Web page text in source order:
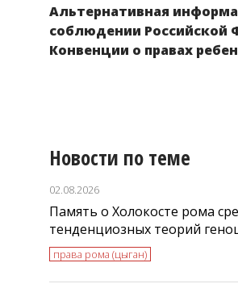
Альтернативная
соблюдении Российской
Конвенции о правах
Новости по теме
02.08.2026
Память о Холокосте рома
тенденциозных теорий
права рома (цыган)